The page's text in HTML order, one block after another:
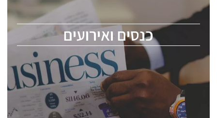
כנסים ואירועים
לכל העוסקים בתעשיית הסמיקונדקטור כולל מהנדסים,
ChipEx2026 will be held on May 12-13, 2026. The
conference is intended for everyone involved in the
semiconductor industry, including engineers,
professional experts, and senior executives.
לחץ לפרטים